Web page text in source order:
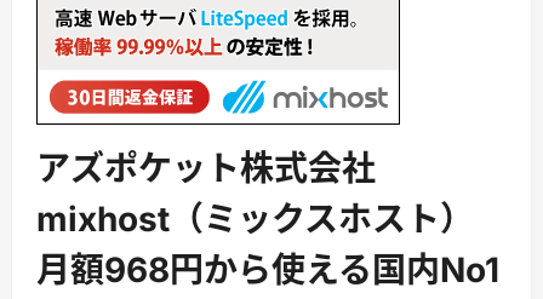
アズポケット株式会社
mixhost（ミックスホスト）
月額968円から使える国内No1